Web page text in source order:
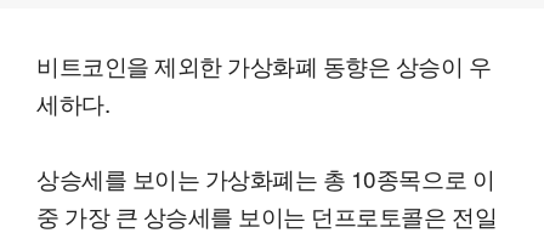
비트코인을 제외한 가상화폐 동향은 상승이 우
세하다.
상승세를 보이는 가상화폐는 총 10종목으로 이
중 가장 큰 상승세를 보이는 던프로토콜은 전일